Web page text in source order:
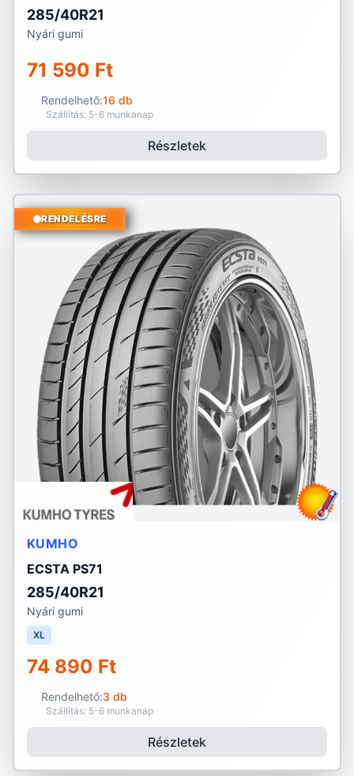
285/40R21
Nyári gumi
71 590 Ft
Rendelhető:16 db
Szállítás: 5-6 munkanap
Részletek
RENDELÉSRE
KUMHO
ECSTA PS71
285/40R21
Nyári gumi
XL
74 890 Ft
Rendelhető:3 db
Szállítás: 5-6 munkanap
Részletek